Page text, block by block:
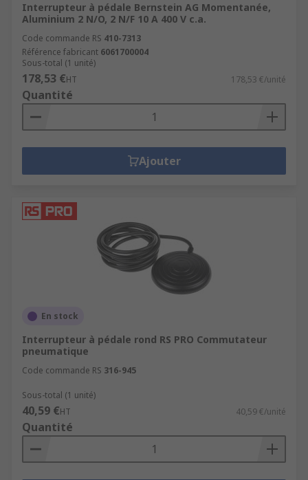
Interrupteur à pédale Bernstein AG Momentanée,
Aluminium 2 N/O, 2 N/F 10 A 400 V c.a.
Code commande RS 410-7313
Référence fabricant 6061700004
Sous-total (1 unité)
178,53 €HT 178,53 €/unité
Quantité
Ajouter
En stock
Interrupteur à pédale rond RS PRO Commutateur
pneumatique
Code commande RS 316-945
Sous-total (1 unité)
40,59 €HT 40,59 €/unité
Quantité